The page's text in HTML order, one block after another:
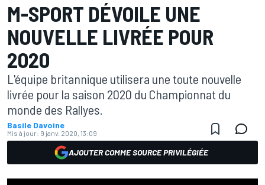
M-SPORT DÉVOILE UNE
NOUVELLE LIVRÉE POUR
2020
L'équipe britannique utilisera une toute nouvelle
livrée pour la saison 2020 du Championnat du
monde des Rallyes.
Basile Davoine
Mis à jour: 9 janv. 2020, 13:09
AJOUTER COMME SOURCE PRIVILÉGIÉE